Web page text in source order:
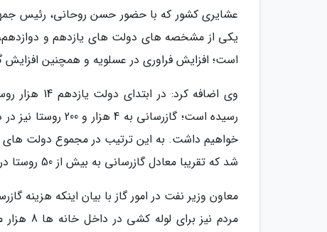
عشایری کشور که با حضور حسن روحانی، رئیس
یکی از مشخصه های دولت های یازدهم و دوازدهم،
است؛ افزایش فراوری در عسلویه و همچنین افزایش
شد که تقریبا معادل گازرسانی به بیش از 50 روستا در هر هفته است.
مردم